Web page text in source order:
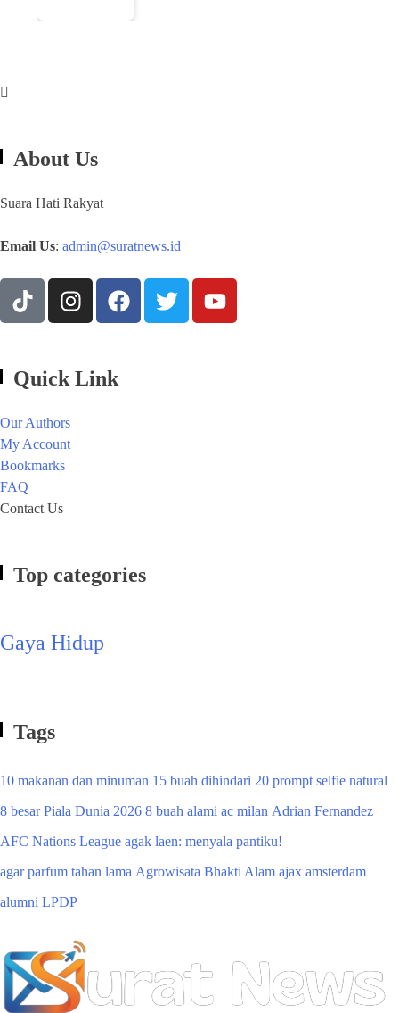
About Us
Suara Hati Rakyat
Email Us: admin@suratnews.id
Quick Link
Our Authors
My Account
Bookmarks
FAQ
Contact Us
Top categories
Gaya Hidup
Tags
10 makanan dan minuman 15 buah dihindari 20 prompt selfie natural
8 besar Piala Dunia 2026 8 buah alami ac milan Adrian Fernandez
AFC Nations League agak laen: menyala pantiku!
agar parfum tahan lama Agrowisata Bhakti Alam ajax amsterdam
alumni LPDP